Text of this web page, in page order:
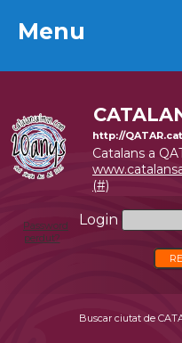
Menu
http://
Catalans a
(#)
Login
Password
perdut?
Buscar ciutat de
Menu